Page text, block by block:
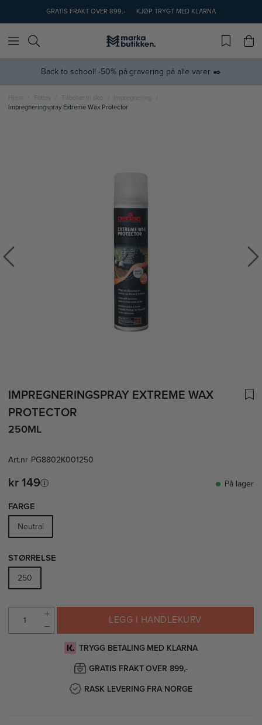
GRATIS FRAKT OVER 899,- KJØP TRYGT MED KLARNA
Back to school! -50% på gravering på alle varer ✒️
Hjem Fottøy Tilbehør til sko
Impregneringspray Extreme Wax Protector
IMPREGNERINGSPRAY EXTREME WAX
PROTECTOR
250ML
Art.nr PG8802K001250
kr 149 På lager
FARGE
Neutral
STØRRELSE
250
LEGG I HANDLEKURV
TRYGG BETALING MED KLARNA
GRATIS FRAKT OVER 899,-
RASK LEVERING FRA NORGE